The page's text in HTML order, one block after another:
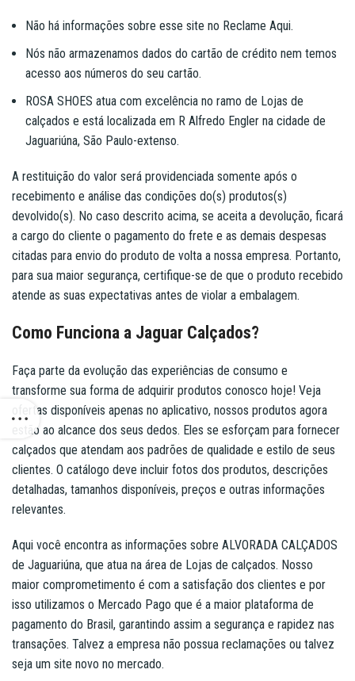
Não há informações sobre esse site no Reclame Aqui.
Nós não armazenamos dados do cartão de crédito nem temos
acesso aos números do seu cartão.
ROSA SHOES atua com excelência no ramo de Lojas de
calçados e está localizada em R Alfredo Engler na cidade de
Jaguariúna, São Paulo-extenso.
A restituição do valor será providenciada somente após o
recebimento e análise das condições do(s) produtos(s)
devolvido(s). No caso descrito acima, se aceita a devolução, ficará
a cargo do cliente o pagamento do frete e as demais despesas
citadas para envio do produto de volta a nossa empresa. Portanto,
para sua maior segurança, certifique-se de que o produto recebido
atende as suas expectativas antes de violar a embalagem.
Como Funciona a Jaguar Calçados?
Faça parte da evolução das experiências de consumo e
transforme sua forma de adquirir produtos conosco hoje! Veja
ofertas disponíveis apenas no aplicativo, nossos produtos agora
estão ao alcance dos seus dedos. Eles se esforçam para fornecer
calçados que atendam aos padrões de qualidade e estilo de seus
clientes. O catálogo deve incluir fotos dos produtos, descrições
detalhadas, tamanhos disponíveis, preços e outras informações
relevantes.
Aqui você encontra as informações sobre ALVORADA CALÇADOS
de Jaguariúna, que atua na área de Lojas de calçados. Nosso
maior comprometimento é com a satisfação dos clientes e por
isso utilizamos o Mercado Pago que é a maior plataforma de
pagamento do Brasil, garantindo assim a segurança e rapidez nas
transações. Talvez a empresa não possua reclamações ou talvez
seja um site novo no mercado.